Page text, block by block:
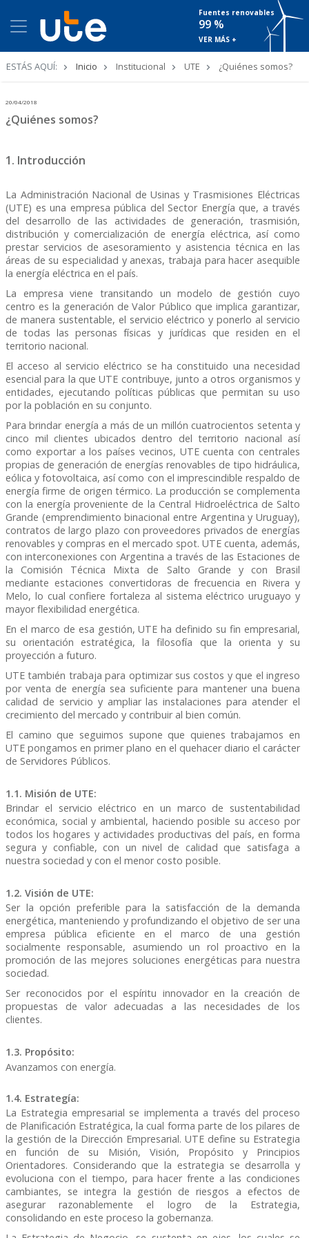
Fuentes renovables
99 %
VER MÁS +
ESTÁS AQUÍ: Inicio Institucional UTE ¿Quiénes somos?
20/04/2018
¿Quiénes somos?
1. Introducción
La Administración Nacional de Usinas y Trasmisiones Eléctricas
(UTE) es una empresa pública del Sector Energía que, a través
del desarrollo de las actividades de generación, trasmisión,
distribución y comercialización de energía eléctrica, así como
prestar servicios de asesoramiento y asistencia técnica en las
áreas de su especialidad y anexas, trabaja para hacer asequible
la energía eléctrica en el país.
La empresa viene transitando un modelo de gestión cuyo
centro es la generación de Valor Público que implica garantizar,
de manera sustentable, el servicio eléctrico y ponerlo al servicio
de todas las personas físicas y jurídicas que residen en el
territorio nacional.
El acceso al servicio eléctrico se ha constituido una necesidad
esencial para la que UTE contribuye, junto a otros organismos y
entidades, ejecutando políticas públicas que permitan su uso
por la población en su conjunto.
Para brindar energía a más de un millón cuatrocientos setenta y
cinco mil clientes ubicados dentro del territorio nacional así
como exportar a los países vecinos, UTE cuenta con centrales
propias de generación de energías renovables de tipo hidráulica,
eólica y fotovoltaica, así como con el imprescindible respaldo de
energía firme de origen térmico. La producción se complementa
con la energía proveniente de la Central Hidroeléctrica de Salto
Grande (emprendimiento binacional entre Argentina y Uruguay),
contratos de largo plazo con proveedores privados de energías
renovables y compras en el mercado spot. UTE cuenta, además,
con interconexiones con Argentina a través de las Estaciones de
la Comisión Técnica Mixta de Salto Grande y con Brasil
mediante estaciones convertidoras de frecuencia en Rivera y
Melo, lo cual confiere fortaleza al sistema eléctrico uruguayo y
mayor flexibilidad energética.
En el marco de esa gestión, UTE ha definido su fin empresarial,
su orientación estratégica, la filosofía que la orienta y su
proyección a futuro.
UTE también trabaja para optimizar sus costos y que el ingreso
por venta de energía sea suficiente para mantener una buena
calidad de servicio y ampliar las instalaciones para atender el
crecimiento del mercado y contribuir al bien común.
El camino que seguimos supone que quienes trabajamos en
UTE pongamos en primer plano en el quehacer diario el carácter
de Servidores Públicos.
1.1. Misión de UTE:
Brindar el servicio eléctrico en un marco de sustentabilidad
económica, social y ambiental, haciendo posible su acceso por
todos los hogares y actividades productivas del país, en forma
segura y confiable, con un nivel de calidad que satisfaga a
nuestra sociedad y con el menor costo posible.
1.2. Visión de UTE:
Ser la opción preferible para la satisfacción de la demanda
energética, manteniendo y profundizando el objetivo de ser una
empresa pública eficiente en el marco de una gestión
socialmente responsable, asumiendo un rol proactivo en la
promoción de las mejores soluciones energéticas para nuestra
sociedad.
Ser reconocidos por el espíritu innovador en la creación de
propuestas de valor adecuadas a las necesidades de los
clientes.
1.3. Propósito:
Avanzamos con energía.
1.4. Estrategía:
La Estrategia empresarial se implementa a través del proceso
de Planificación Estratégica, la cual forma parte de los pilares de
la gestión de la Dirección Empresarial. UTE define su Estrategia
en función de su Misión, Visión, Propósito y Principios
Orientadores. Considerando que la estrategia se desarrolla y
evoluciona con el tiempo, para hacer frente a las condiciones
cambiantes, se integra la gestión de riesgos a efectos de
asegurar razonablemente el logro de la Estrategia,
consolidando en este proceso la gobernanza.